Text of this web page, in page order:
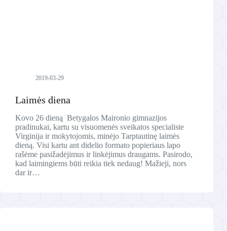
2019-03-29
Laimės diena
Kovo 26 dieną Betygalos Maironio gimnazijos
pradinukai, kartu su visuomenės sveikatos specialiste
Virginija ir mokytojomis, minėjo Tarptautinę laimės
dieną. Visi kartu ant didelio formato popieriaus lapo
rašėme pasižadėjimus ir linkėjimus draugams. Pasirodo,
kad laimingiems būti reikia tiek nedaug! Mažieji, nors
dar ir…